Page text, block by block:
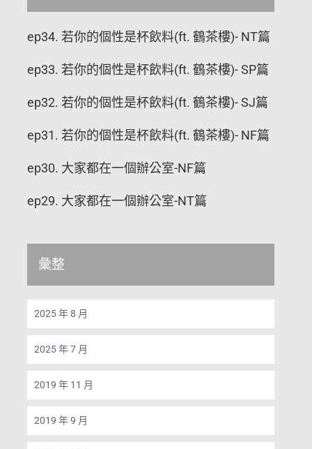
ep34. 若你的個性是杯飲料(ft. 鶴茶樓)- NT篇
ep33. 若你的個性是杯飲料(ft. 鶴茶樓)- SP篇
ep32. 若你的個性是杯飲料(ft. 鶴茶樓)- SJ篇
ep31. 若你的個性是杯飲料(ft. 鶴茶樓)- NF篇
ep30. 大家都在一個辦公室-NF篇
ep29. 大家都在一個辦公室-NT篇
彙整
2025 年 8 月
2025 年 7 月
2019 年 11 月
2019 年 9 月